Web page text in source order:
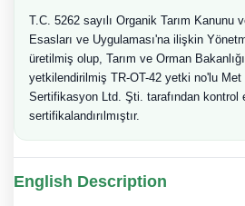
T.C. 5262 sayılı Organik Tarım Kanunu
Esasları ve Uygulaması'na ilişkin
üretilmiş olup, Tarım ve Orman
yetkilendirilmiş TR-OT-42 yetki no'lu Met
Sertifikasyon Ltd. Şti. tarafından kontrol
sertifikalandırılmıştır.
English Description